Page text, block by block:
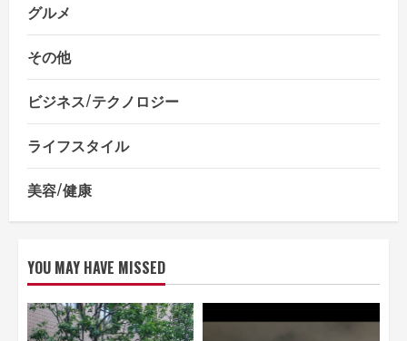
グルメ
その他
ビジネス/テクノロジー
ライフスタイル
美容/健康
YOU MAY HAVE MISSED